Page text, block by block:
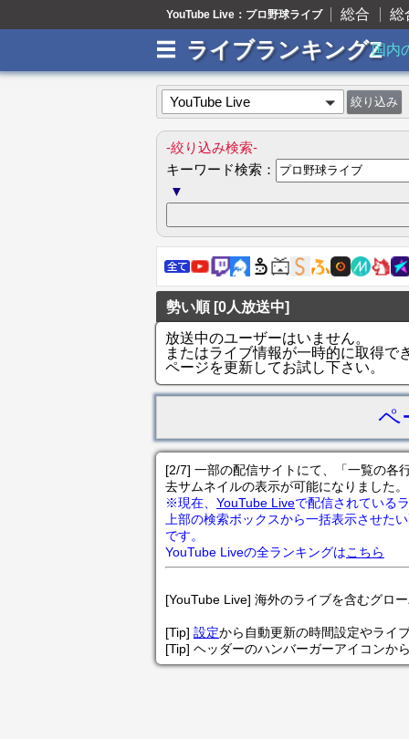
YouTube Live：プロ野球ライブ 総合 総
ライブランキングZ国内
YouTube Live
-絞り込み検索-
キーワード検索：
▼
勢い順 [0人放送中]
放送中のユーザーはいません。
またはライブ情報が一時的に取得で
ページを更新してお試し下さい。
ペ
[2/7] 一部の配信サイトにて、「一覧の各
去サムネイルの表示が可能になりました。
※現在、 YouTube Liveで配信されている
上部の検索ボックスから一括表示させた
です。
YouTube Liveの全ランキングはこちら
[YouTube Live] 海外のライブを含むグロ
[Tip] 設定から自動更新の時間設定やライ
[Tip] ヘッダーのハンバーガーアイコンか